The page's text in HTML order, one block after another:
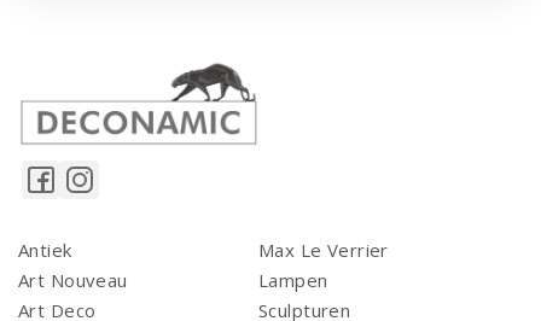
Antiek
Art Nouveau
Art Deco
Max Le Verrier
Lampen
Sculpturen